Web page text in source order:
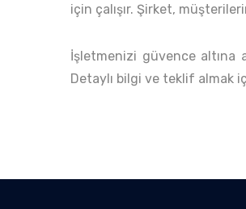
için çalışır. Şirket,
İşletmenizi güvence altına
Detaylı bilgi ve teklif almak